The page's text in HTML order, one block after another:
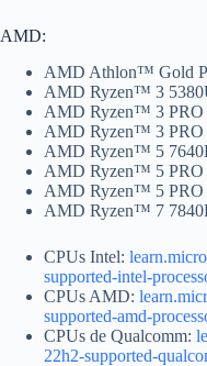
AMD:
AMD Athlon™ Gold
AMD Ryzen™ 3
AMD Ryzen™ 3 PRO
AMD Ryzen™ 3 PRO
AMD Ryzen™ 5
AMD Ryzen™ 5 PRO
AMD Ryzen™ 5 PRO
AMD Ryzen™ 7
CPUs Intel:
supported-intel-
CPUs AMD:
supported-amd-
CPUs de Qualcomm:
22h2-supported-